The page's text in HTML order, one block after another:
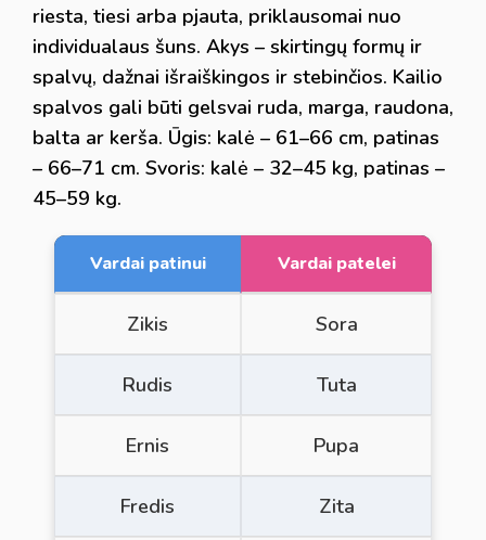
riesta, tiesi arba pjauta, priklausomai nuo
individualaus šuns. Akys – skirtingų formų ir
spalvų, dažnai išraiškingos ir stebinčios. Kailio
spalvos gali būti gelsvai ruda, marga, raudona,
balta ar kerša. Ūgis: kalė – 61–66 cm, patinas
– 66–71 cm. Svoris: kalė – 32–45 kg, patinas –
45–59 kg.
Vardai patinui Vardai patelei
Zikis Sora
Rudis Tuta
Ernis Pupa
Fredis Zita